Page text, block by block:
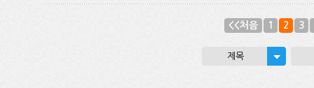
<<처음 1 2 3
제목